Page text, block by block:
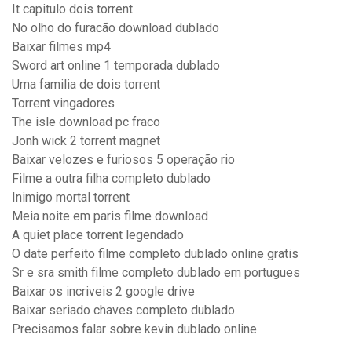
It capitulo dois torrent
No olho do furacão download dublado
Baixar filmes mp4
Sword art online 1 temporada dublado
Uma familia de dois torrent
Torrent vingadores
The isle download pc fraco
Jonh wick 2 torrent magnet
Baixar velozes e furiosos 5 operação rio
Filme a outra filha completo dublado
Inimigo mortal torrent
Meia noite em paris filme download
A quiet place torrent legendado
O date perfeito filme completo dublado online gratis
Sr e sra smith filme completo dublado em portugues
Baixar os incriveis 2 google drive
Baixar seriado chaves completo dublado
Precisamos falar sobre kevin dublado online